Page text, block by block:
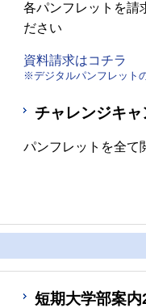
各パンフレットを請
ださい
資料請求はコチラ
※デジタルパンフレット
チャレンジキ
パンフレットを全て
短期大学部案内